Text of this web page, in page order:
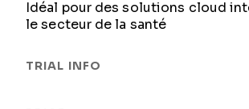
Idéal pour des solutions cloud
le secteur de la santé